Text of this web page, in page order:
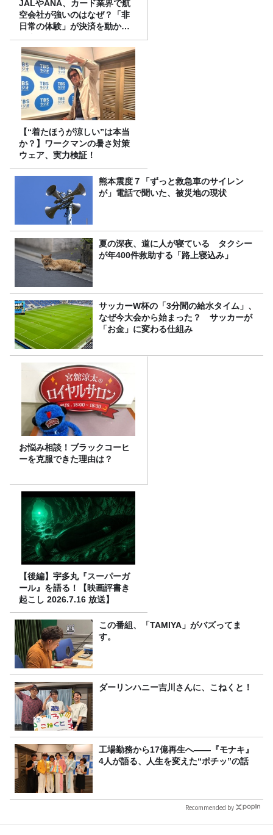
JALやANA、カード業界で航
空会社が強いのはなぜ？「非
日常の体験」が決済を動かす
理由
【“着たほうが涼しい”は本当
か？】ワークマンの暑さ対策
ウェア、実力検証！
熊本震度７「ずっと救急車のサイレン
が」電話で聞いた、被災地の現状
夏の深夜、道に人が寝ている タクシー
が年400件救助する「路上寝込み」
サッカーW杯の「3分間の給水タイム」、
なぜ今大会から始まった？ サッカーが
「お金」に変わる仕組み
お悩み相談！ブラックコーヒ
ーを克服できた理由は？
【後編】宇多丸『スーパーガ
ール』を語る！【映画評書き
起こし 2026.7.16 放送】
この番組、「TAMIYA」がバズってま
す。
ダーリンハニー吉川さんに、こねくと！
工場勤務から17億再生へ——『モナキ』
4人が語る、人生を変えた“ポチッ”の話
Recommended by